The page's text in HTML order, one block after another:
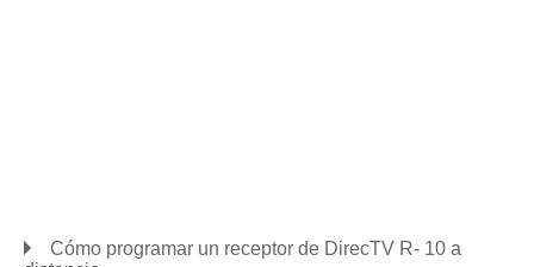
Cómo programar un receptor de DirecTV R- 10 a